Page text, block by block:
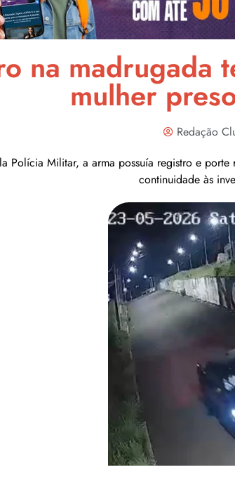
na madrugada
mulher
Redação
Polícia Militar, a arma possuía registro e
continuidade às